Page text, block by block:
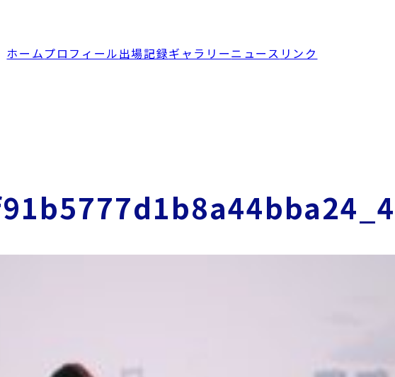
ホームプロフィール出場記録ギャラリーニュース リンク